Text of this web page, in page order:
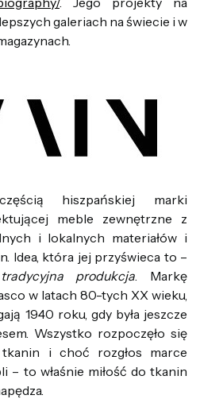
galeriach na świecie i w
hiszpańskiej marki
meble zewnętrzne z
i lokalnych materiałów i
Idea, która jej przyświeca to –
produkcja. Markę
w latach 80-tych XX wieku,
1940 roku, gdy była jeszcze
Wszystko rozpoczęło się
i choć rozgłos marce
– to właśnie miłość do tkanin